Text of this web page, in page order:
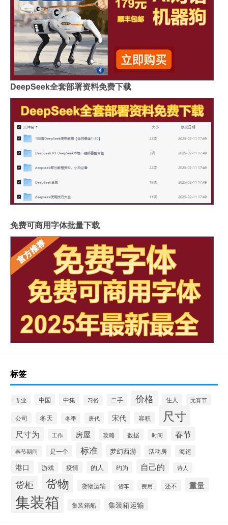
DeepSeek全套部署资料免费下载
免费可商用字体批量下载
标签
专业 中国 中集 习俗 二手 价格 住人 元宵节
公司 冬天 冬季 唐代 宋代 容积 尺寸
尺寸为 工作 房屋 攻略 数据 时间 春节
春节期间 是一个 标准 梦幻西游 活动房 海运
港口 游戏 疫情 的人 约为 自己的 诗人
货柜 货物 货物运输 货车 费用 还不 重量
集装箱 集装箱船 集装箱运输